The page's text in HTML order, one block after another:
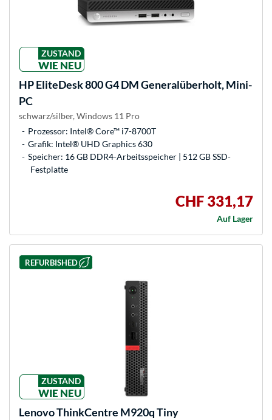
ZUSTAND
WIE NEU
HPEliteDesk 800 G4 DM Generalüberholt, Mini-
PC
schwarz/silber, Windows 11 Pro
Prozessor: Intel® Core™ i7-8700T
Grafik: Intel® UHD Graphics 630
Speicher: 16 GB DDR4-Arbeitsspeicher | 512 GB SSD-
Festplatte
CHF 331,17
Auf Lager
REFURBISHED
ZUSTAND
WIE NEU
LenovoThinkCentre M920q Tiny